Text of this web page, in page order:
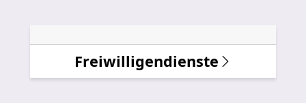
Freiwilligendienste